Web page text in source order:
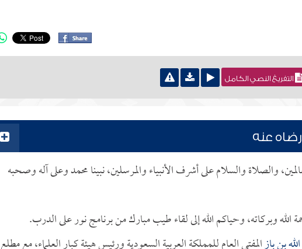
التفريغ النصي الكامل
عنه
والصلاة والسلام على أشرف الأنبياء والمرسلين، نبينا محمد وعلى آله وصحبه
الله وبركاته، وحياكم الله إلى لقاء طيب مبارك من برنامج نور على الدرب.